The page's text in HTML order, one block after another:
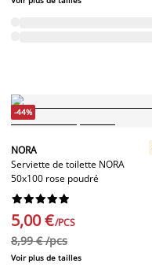
-44%
NORA
Serviette de toilette NORA
50x100 rose poudré






5,00 €/PCS
8,99 € /pcs
Voir plus de tailles